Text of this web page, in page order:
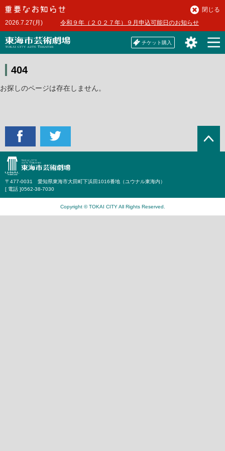
本
文
へ2026.7.27(月) 令和９年（２０２７年）９月申込可能日のお知らせ
閉じる
チケット購入
404
お探しのページは存在しません。
〒477-0031 愛知県東海市大田町下浜田1016番地（ユウナル東海内）
[ 電話 ]0562-38-7030
Copyright © TOKAI CITY All Rights Reserved.